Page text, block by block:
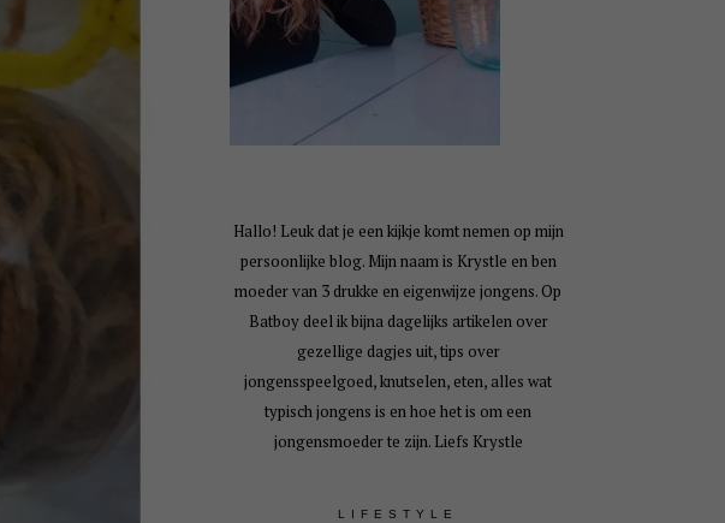
Hallo! Leuk dat je een kijkje komt nemen op mijn
persoonlijke blog. Mijn naam is Krystle en ben
moeder van 3 drukke en eigenwijze jongens. Op
Batboy deel ik bijna dagelijks artikelen over
gezellige dagjes uit, tips over
jongensspeelgoed, knutselen, eten, alles wat
typisch jongens is en hoe het is om een
jongensmoeder te zijn. Liefs Krystle
LIFESTYLE